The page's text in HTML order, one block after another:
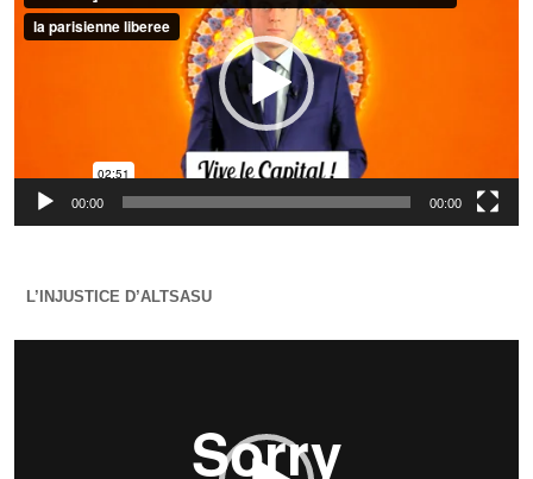
00:00 00:00
L’INJUSTICE D’ALTSASU
Lecteur